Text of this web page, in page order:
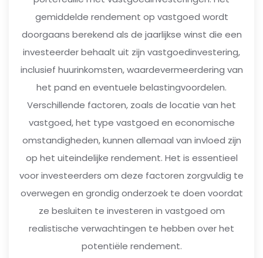
gemiddelde rendement op vastgoed wordt
doorgaans berekend als de jaarlijkse winst die een
investeerder behaalt uit zijn vastgoedinvestering,
inclusief huurinkomsten, waardevermeerdering van
het pand en eventuele belastingvoordelen.
Verschillende factoren, zoals de locatie van het
vastgoed, het type vastgoed en economische
omstandigheden, kunnen allemaal van invloed zijn
op het uiteindelijke rendement. Het is essentieel
voor investeerders om deze factoren zorgvuldig te
overwegen en grondig onderzoek te doen voordat
ze besluiten te investeren in vastgoed om
realistische verwachtingen te hebben over het
potentiële rendement.